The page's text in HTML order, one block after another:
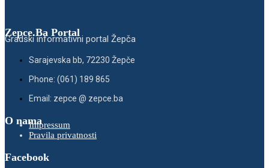
Zepce.Ba Portal
Gradski informativni portal Žepča
Sarajevska bb, 72230 Žepče
Phone: (061) 189 865
Email: zepce @ zepce.ba
O namaImpressum
Pravila privatnosti
Facebook